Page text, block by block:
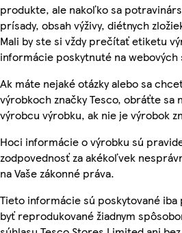
produkte, ale nakoľko sa
prísady, obsah výživy, diétnych
Mali by ste si vždy prečítať etiketu
informácie poskytnuté na webových
Ak máte nejaké otázky alebo sa
výrobkoch značky Tesco, obráťte sa
výrobcu výrobku, ak nie je výrobok
Hoci informácie o výrobku sú
zodpovednosť za akékoľvek
na Vaše zákonné práva.
Tieto informácie sú poskytované
byť reprodukované žiadnym